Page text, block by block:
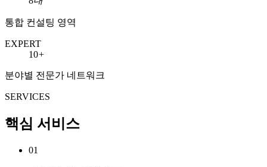
통합 컨설팅 영역
EXPERT
10+
분야별 전문가 네트워크
SERVICES
핵심 서비스
01